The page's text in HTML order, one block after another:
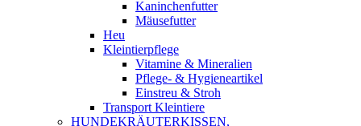
Kaninchenfutter
Mäusefutter
Heu
Kleintierpflege
Vitamine & Mineralien
Pflege- & Hygieneartikel
Einstreu & Stroh
Transport Kleintiere
HUNDEKRÄUTERKISSEN,